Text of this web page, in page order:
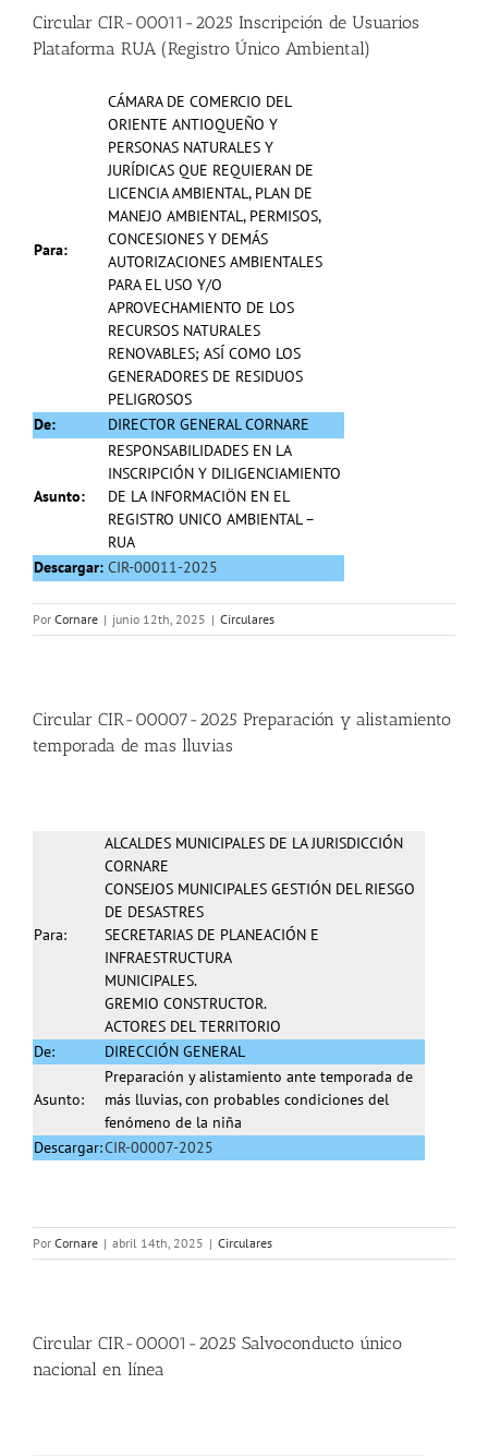
Circular CIR-00011-2025 Inscripción de Usuarios
Plataforma RUA (Registro Único Ambiental)
Para:
CÁMARA DE COMERCIO DEL
ORIENTE ANTIOQUEÑO Y
PERSONAS NATURALES Y
JURÍDICAS QUE REQUIERAN DE
LICENCIA AMBIENTAL, PLAN DE
MANEJO AMBIENTAL, PERMISOS,
CONCESIONES Y DEMÁS
AUTORIZACIONES AMBIENTALES
PARA EL USO Y/O
APROVECHAMIENTO DE LOS
RECURSOS NATURALES
RENOVABLES; ASÍ COMO LOS
GENERADORES DE RESIDUOS
PELIGROSOS
De:
DIRECTOR GENERAL CORNARE
Asunto:
RESPONSABILIDADES EN LA
INSCRIPCIÓN Y DILIGENCIAMIENTO
DE LA INFORMACIÖN EN EL
REGISTRO UNICO AMBIENTAL –
RUA
Descargar: CIR-00011-2025
Por Cornare | junio 12th, 2025 | Circulares
Circular CIR-00007-2025 Preparación y alistamiento
temporada de mas lluvias
Para:
ALCALDES MUNICIPALES DE LA JURISDICCIÓN
CORNARE
CONSEJOS MUNICIPALES GESTIÓN DEL RIESGO
DE DESASTRES
SECRETARIAS DE PLANEACIÓN E
INFRAESTRUCTURA
MUNICIPALES.
GREMIO CONSTRUCTOR.
ACTORES DEL TERRITORIO
De:
DIRECCIÓN GENERAL
Asunto:
Preparación y alistamiento ante temporada de
más lluvias, con probables condiciones del
fenómeno de la niña
Descargar:CIR-00007-2025
Por Cornare | abril 14th, 2025 | Circulares
Circular CIR-00001-2025 Salvoconducto único
nacional en línea